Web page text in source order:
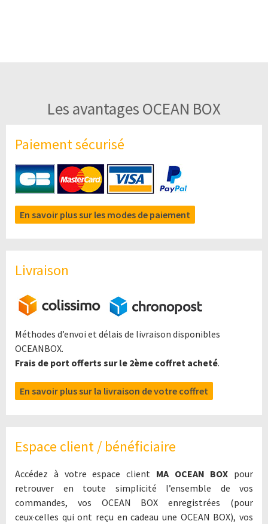
Les avantages OCEAN BOX
Paiement sécurisé
En savoir plus sur les modes de paiement
Livraison
Méthodes d’envoi et délais de livraison disponibles
OCEANBOX.
Frais de port offerts sur le 2ème coffret acheté.
En savoir plus sur la livraison de votre coffret
Espace client / bénéficiaire
Accédez à votre espace client MA OCEAN BOX pour
retrouver en toute simplicité l’ensemble de vos
commandes, vos OCEAN BOX enregistrées (pour
ceux·celles qui ont reçu en cadeau une OCEAN BOX), vos